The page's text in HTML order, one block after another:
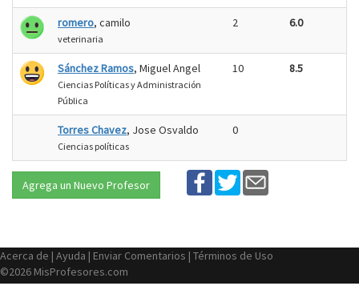
romero, camilo
veterinaria
2 6.0
Sánchez Ramos, Miguel Angel
Ciencias Políticas y Administración
Pública
10 8.5
Torres Chavez, Jose Osvaldo
Ciencias políticas
0
Agrega un Nuevo Profesor
Acerca de | Ayuda | Enviar Comentarios | Términos de Uso
©2026 MisProfesores.com